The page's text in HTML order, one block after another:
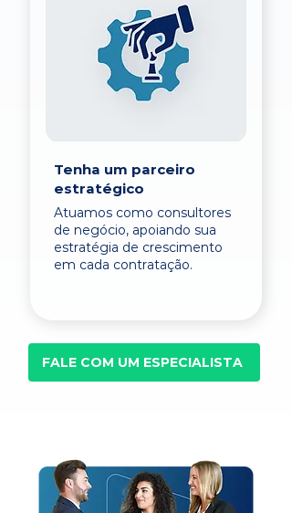
Tenha um parceiro
estratégico
Atuamos como consultores
de negócio, apoiando sua
estratégia de crescimento
em cada contratação.
FALE COM UM ESPECIALISTA